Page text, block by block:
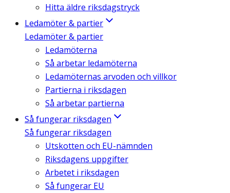
Hitta äldre riksdagstryck
Ledamöter & partier
Ledamöter & partier
Ledamöterna
Så arbetar ledamöterna
Ledamöternas arvoden och villkor
Partierna i riksdagen
Så arbetar partierna
Så fungerar riksdagen
Så fungerar riksdagen
Utskotten och EU-nämnden
Riksdagens uppgifter
Arbetet i riksdagen
Så fungerar EU